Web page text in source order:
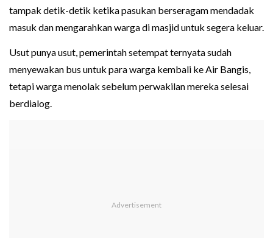
tampak detik-detik ketika pasukan berseragam mendadak
masuk dan mengarahkan warga di masjid untuk segera keluar.
Usut punya usut, pemerintah setempat ternyata sudah
menyewakan bus untuk para warga kembali ke Air Bangis,
tetapi warga menolak sebelum perwakilan mereka selesai
berdialog.